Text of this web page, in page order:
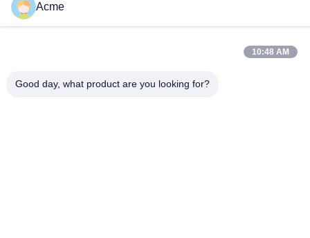
Acme
10:48 AM
Good day, what product are you looking for?